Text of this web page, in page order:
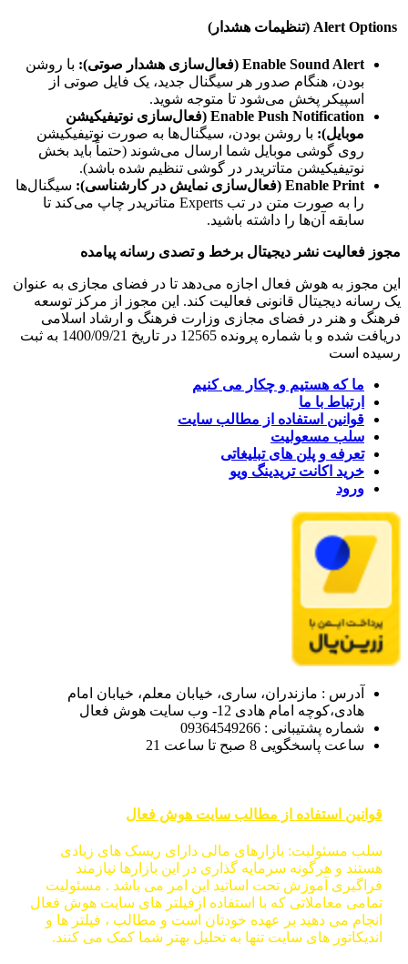
Enable Sound Alert (فعال‌سازی هشدار صوتی):
با روشن
بودن، هنگام صدور هر سیگنال جدید، یک فایل صوتی از
اسپیکر پخش می‌شود تا متوجه شوید.
Enable Push Notification (فعال‌سازی نوتیفیکیشن
موبایل): با روشن بودن، سیگنال‌ها به صورت نوتیفیکیشن
روی گوشی موبایل شما ارسال می‌شوند (حتماً باید بخش
نوتیفیکیشن متاتریدر در گوشی تنظیم شده باشد).
Enable Print (فعال‌سازی نمایش در کارشناسی):
سیگنال‌ها
را به صورت متن در تب Experts متاتریدر چاپ می‌کند تا
سابقه آن‌ها را داشته باشید.
مجوز فعالیت نشر دیجیتال برخط و تصدی رسانه پیامده
این مجوز به هوش فعال اجازه می‌دهد تا در فضای مجازی به عنوان
یک رسانه دیجیتال قانونی فعالیت کند. این مجوز از مرکز توسعه
فرهنگ و هنر در فضای مجازی وزارت فرهنگ و ارشاد اسلامی
دریافت شده و با شماره پرونده 12565 در تاریخ 1400/09/21 به ثبت
رسیده است
ما که هستیم و چکار می کنیم
ارتباط با ما
قوانین استفاده از مطالب سایت
سلب مسعولیت
تعرفه و پلن های تبلیغاتی
خرید اکانت تریدینگ ویو
ورود
آدرس : مازندران، ساری، خیابان معلم، خیابان امام
هادی،کوچه امام هادی 12- وب سایت هوش فعال
شماره پشتیبانی : 09364549266
ساعت پاسخگویی 8 صبح تا ساعت 21
قوانین استفاده از مطالب سایت هوش فعال
سلب مسئولیت: بازارهای مالی دارای ریسک های زیادی
هستند و هرگونه سرمایه گذاری در این بازارها نیازمند
فراگیری آموزش تحت اساتید این امر می باشد . مسئولیت
تمامی معاملاتی که با استفاده ازفیلتر های سایت هوش فعال
انجام می دهید بر عهده خودتان است و مطالب ، فیلتر ها و
اندیکاتور های سایت تنها به تحلیل بهتر شما کمک می کنند.